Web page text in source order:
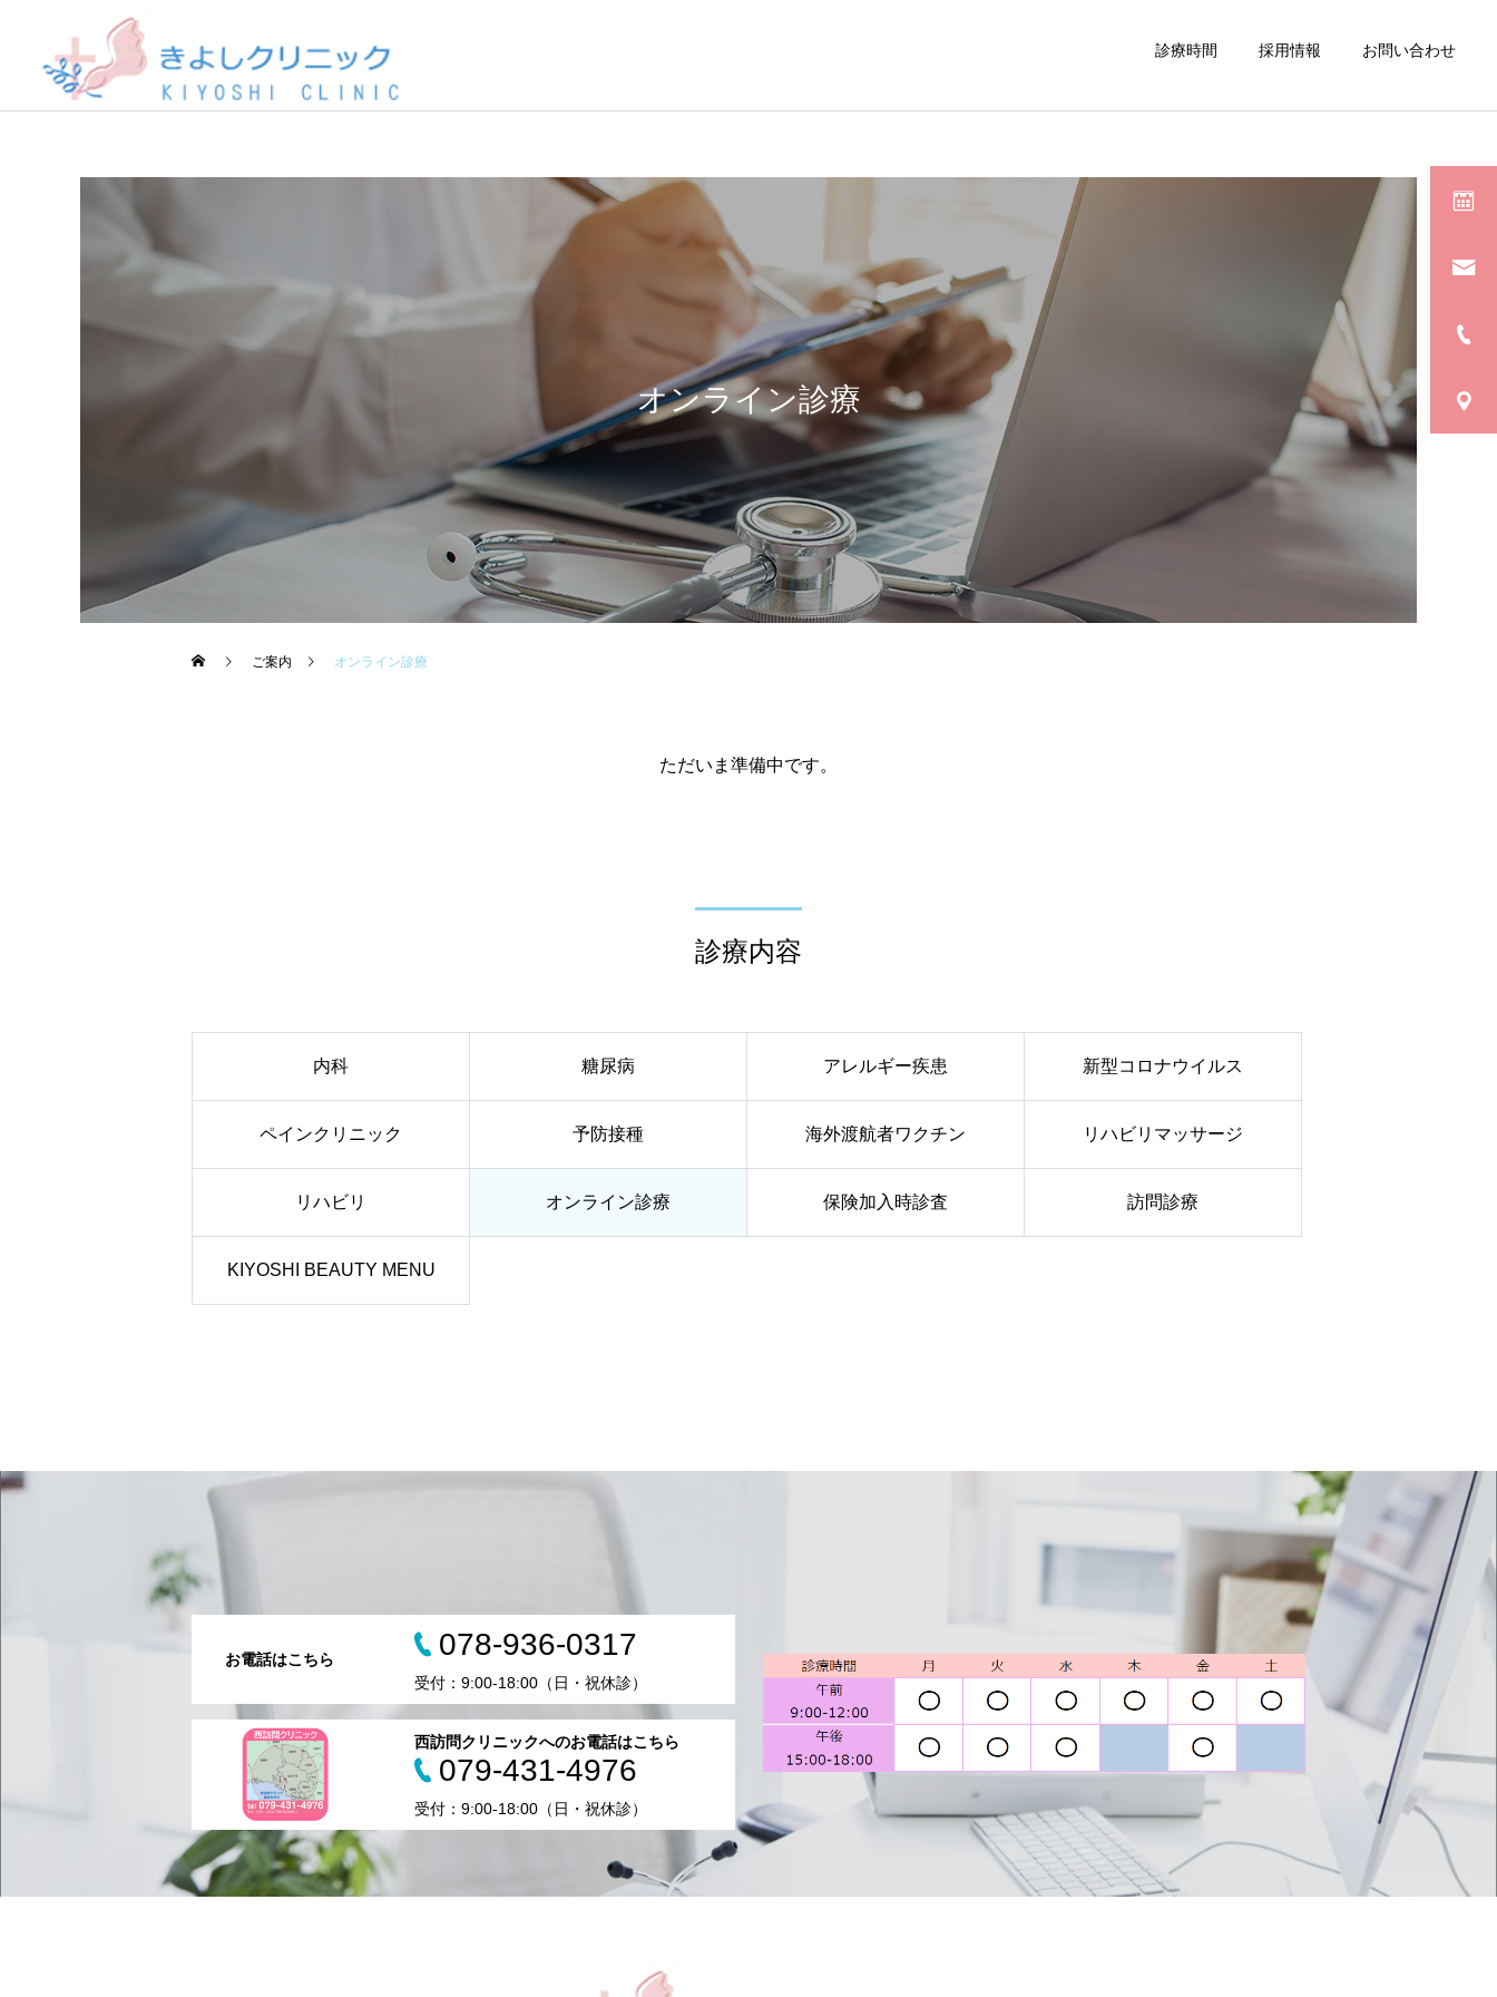
診療時間 採用情報 お問い合わせ
オンライン診療
ご案内 オンライン診療
ただいま準備中です。
診療内容
内科 糖尿病 アレルギー疾患 新型コロナウイルス
ペインクリニック 予防接種 海外渡航者ワクチン リハビリマッサージ
リハビリ オンライン診療 保険加入時診査 訪問診療
KIYOSHI BEAUTY MENU
お電話はこちら 078-936-0317
受付：9:00-18:00（日・祝休診）
西訪問クリニックへのお電話はこちら
079-431-4976
受付：9:00-18:00（日・祝休診）